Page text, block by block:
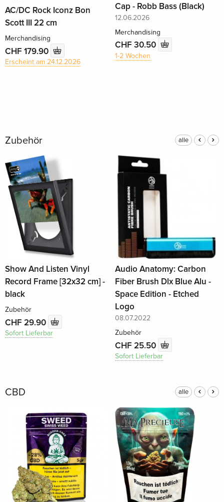
AC/DC Rock Iconz Bon
Scott III 22 cm
Merchandising
CHF 179.90
Erscheint am 24.12.2026
Cap - Robb Bass (Black)
12.06.2026
Merchandising
CHF 30.50
1-2 Wochen
Zubehör alle
Show And Listen Vinyl
Record Frame [32x32 cm] -
black
Zubehör
CHF 29.90
Sofort Lieferbar
Audio Anatomy: Carbon
Fiber Brush Dlx Blue Alu -
Space Edition - Etched
Logo
08.07.2022
Zubehör
CHF 25.50
Sofort Lieferbar
CBD alle